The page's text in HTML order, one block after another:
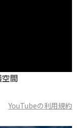
間
YouTubeの利用規約